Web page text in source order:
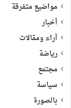
مواضيع متفرقة
أخبار
آراء ومقالات
رياضة
مجتمع
سياسة
بالصورة